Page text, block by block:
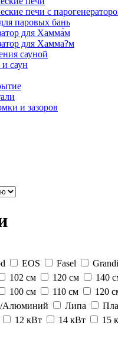
печи с
паровых бань
для Хамма́м
для Хамма?м
сауной
саун
и зазоров
EOS Fasel
102 см 120 см 140
100 см 110 см 120
Алюминий Липа
12 кВт 14 кВт 15